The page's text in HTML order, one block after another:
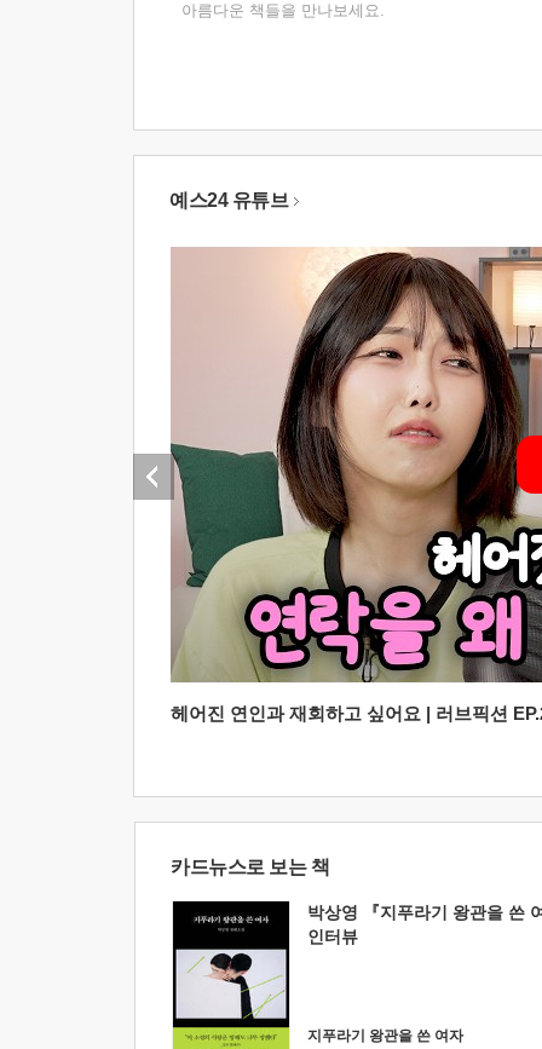
아름다운 책들을 만나보세요.
예스24 유튜브
헤어진 연인과 재회하고 싶어요 | 러브픽션
카드뉴스로 보는 책
박상영 『지푸라기 왕관을 쓴
인터뷰
지푸라기 왕관을 쓴 여자